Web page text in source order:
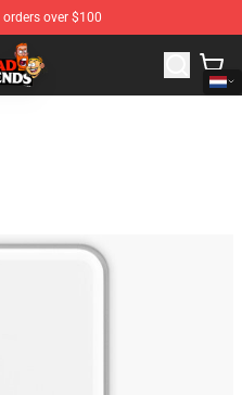
over $100
Bad Friends Merchandise